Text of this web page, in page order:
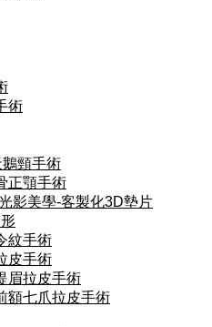
術
鵝頸手術
正顎手術
影美學-客製化3D墊片
紋手術
皮手術
眉拉皮手術
額七爪拉皮手術